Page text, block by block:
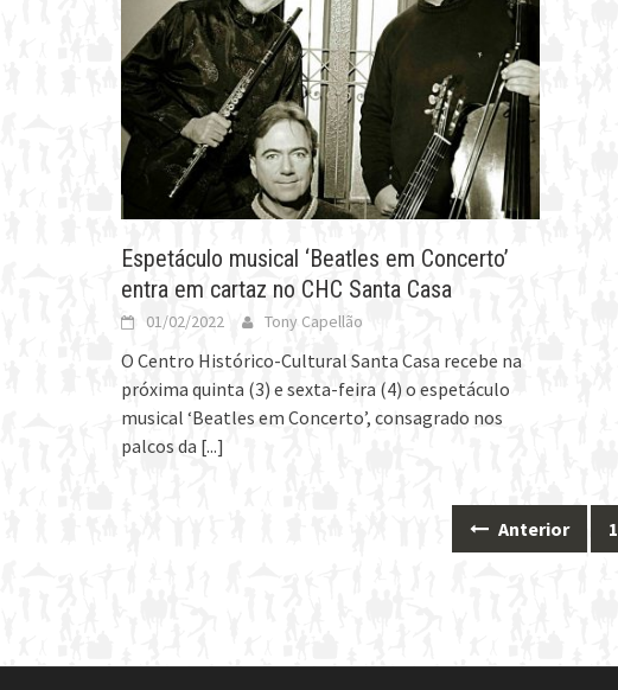
Espetáculo musical ‘Beatles em Concerto’
entra em cartaz no CHC Santa Casa
01/02/2022 Tony Capellão
O Centro Histórico-Cultural Santa Casa recebe na
próxima quinta (3) e sexta-feira (4) o espetáculo
musical ‘Beatles em Concerto’, consagrado nos
palcos da [...]
Anterior 1